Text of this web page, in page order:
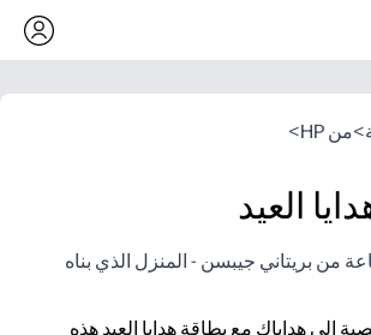
>من HP >
العيد
من بريتاني جيبسن - المنزل الذي بناه
هداياك مع بطاقة هدايا العيد هذه